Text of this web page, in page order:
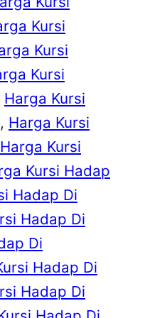
Kursi
Kursi
Kursi
Harga Kursi
, Harga Kursi
Harga Kursi
Kursi Hadap
Hadap Di
Hadap Di
Di
Hadap Di
Hadap Di